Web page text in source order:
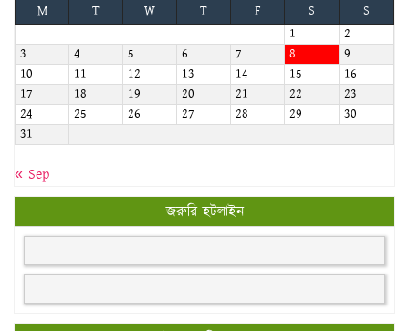
M
T W T F S
S
1
2
3
4 5 6 7 8
9
10
11 12 13 14 15
16
17
18 19 20 21 22
23
24
25 26 27 28 29
30
31
« Sep
জরুরি হটলাইন